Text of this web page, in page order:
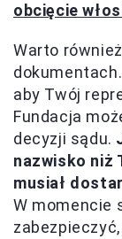
obcięcie
Warto
aby Twój
Fundacja
decyzji sądu.
nazwisko niż
musiał
W momencie